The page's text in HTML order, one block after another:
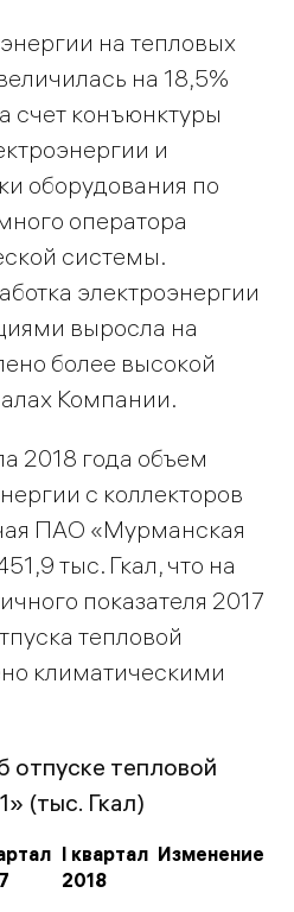
на тепловых
на 18,5%
счет конъюнктуры
и
оборудования по
оператора
системы.
электроэнергии
выросла на
более высокой
Компании.
2018 года объем
с коллекторов
ПАО «Мурманская
тыс. Гкал, что на
показателя 2017
тепловой
климатическими
отпуске тепловой
(тыс. Гкал)
I квартал
2018
Изменение